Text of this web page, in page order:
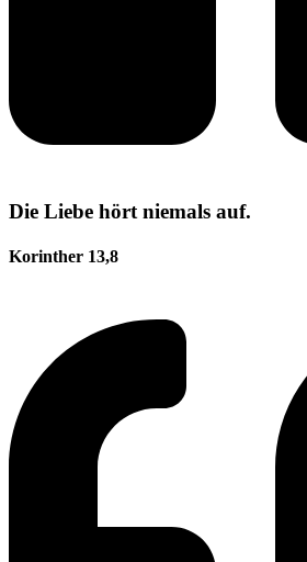
Die Liebe hört niemals auf.
Korinther 13,8